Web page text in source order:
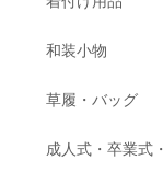
和装小物
草履・バッグ
成人式・卒業式